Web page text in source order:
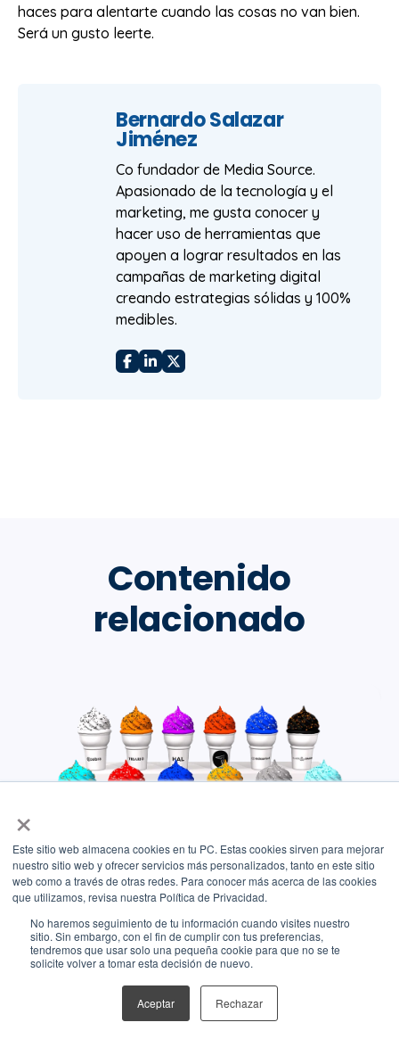
×
Este sitio web almacena cookies en tu PC. Estas cookies sirven para mejorar
nuestro sitio web y ofrecer servicios más personalizados, tanto en este sitio
web como a través de otras redes. Para conocer más acerca de las cookies
que utilizamos, revisa nuestra Política de Privacidad.
No haremos seguimiento de tu información cuando visites nuestro
sitio. Sin embargo, con el fin de cumplir con tus preferencias,
tendremos que usar solo una pequeña cookie para que no se te
solicite volver a tomar esta decisión de nuevo.
Aceptar Rechazar
haces para alentarte cuando las cosas no van bien.
Será un gusto leerte.
Bernardo Salazar
Jiménez
Co fundador de Media Source.
Apasionado de la tecnología y el
marketing, me gusta conocer y
hacer uso de herramientas que
apoyen a lograr resultados en las
campañas de marketing digital
creando estrategias sólidas y 100%
medibles.
Contenido
relacionado
8 min read.
Las 12 mejores Agencias de
Inbound Marketing y
Partners HubSpot en 2024
Fernanda Álvarez